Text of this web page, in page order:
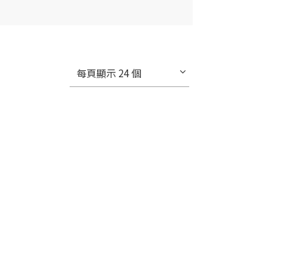
每頁顯示 24 個